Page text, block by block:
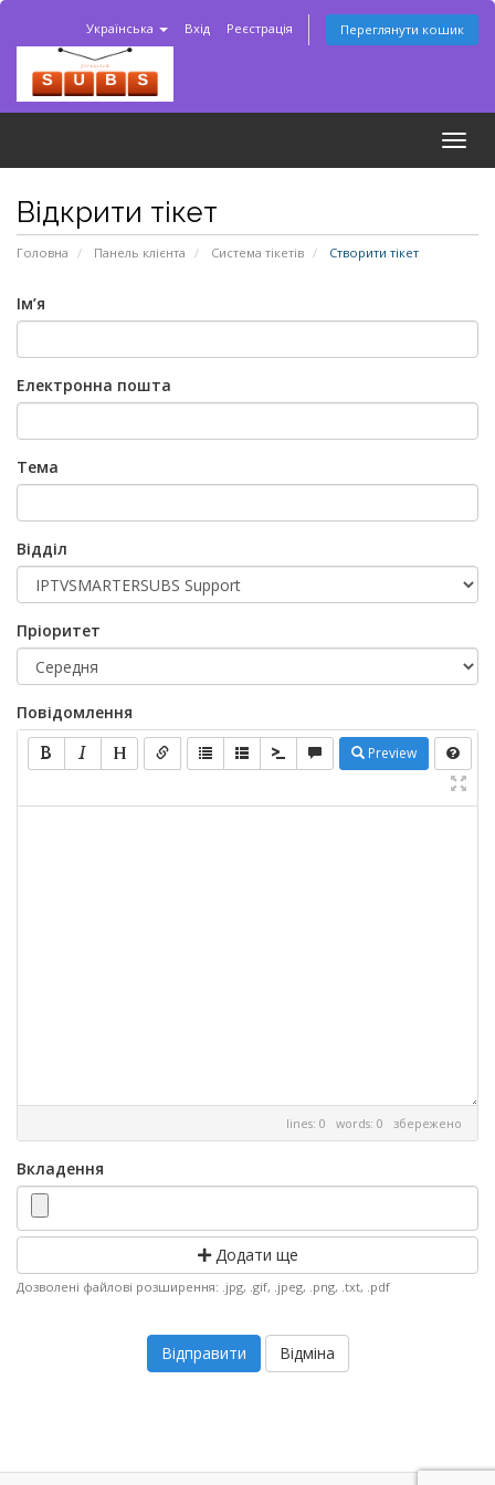
Українська Вхід Реєстрація Переглянути кошик
Відкрити тікет
Головна Панель клієнта Система тікетів Створити тікет
Ім’я
Електронна пошта
Тема
Відділ
Пріоритет
Повідомлення
Preview
lines: 0 words: 0 збережено
Вкладення
Додати ще
Дозволені файлові розширення: .jpg, .gif, .jpeg, .png, .txt, .pdf
Відміна